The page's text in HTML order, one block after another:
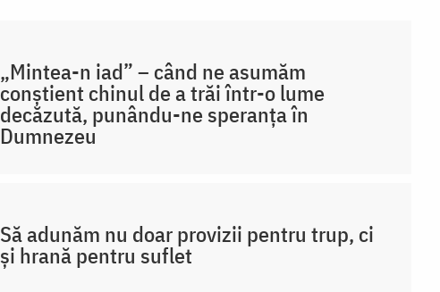
„Mintea-n iad” – când ne asumăm
conștient chinul de a trăi într-o lume
decăzută, punându-ne speranța în
Dumnezeu
Să adunăm nu doar provizii pentru trup, ci
și hrană pentru suflet